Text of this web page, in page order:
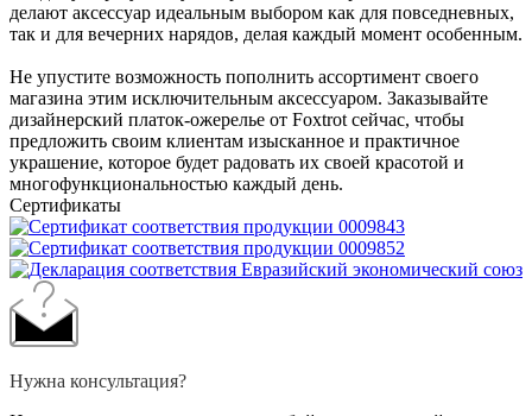
делают аксессуар идеальным выбором как для повседневных,
так и для вечерних нарядов, делая каждый момент особенным.
Не упустите возможность пополнить ассортимент своего
магазина этим исключительным аксессуаром. Заказывайте
дизайнерский платок-ожерелье от Foxtrot сейчас, чтобы
предложить своим клиентам изысканное и практичное
украшение, которое будет радовать их своей красотой и
многофункциональностью каждый день.
Сертификаты
Нужна консультация?